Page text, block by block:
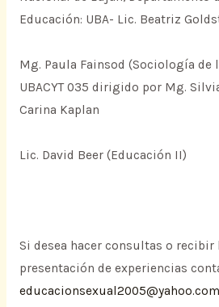
Educación: UBA- Lic. Beatriz
Mg. Paula Fainsod (Sociología de
UBACYT 035 dirigido por Mg.
Carina Kaplan
Lic. David Beer (Educación II)
Si desea hacer consultas o recibir
presentación de experiencias